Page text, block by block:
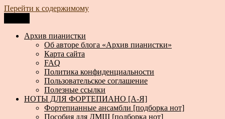
Перейти к содержимому
Архив пианистки
Всё для пианистов: ноты, книги, музыка, статьи…
Архив пианистки
Об авторе блога «Архив пианистки»
Карта сайта
FAQ
Политика конфиденциальности
Пользовательское соглашение
Полезные ссылки
НОТЫ ДЛЯ ФОРТЕПИАНО [А-Я]
Фортепианные ансамбли [подборка нот]
Пособия для ДМШ [подборка нот]